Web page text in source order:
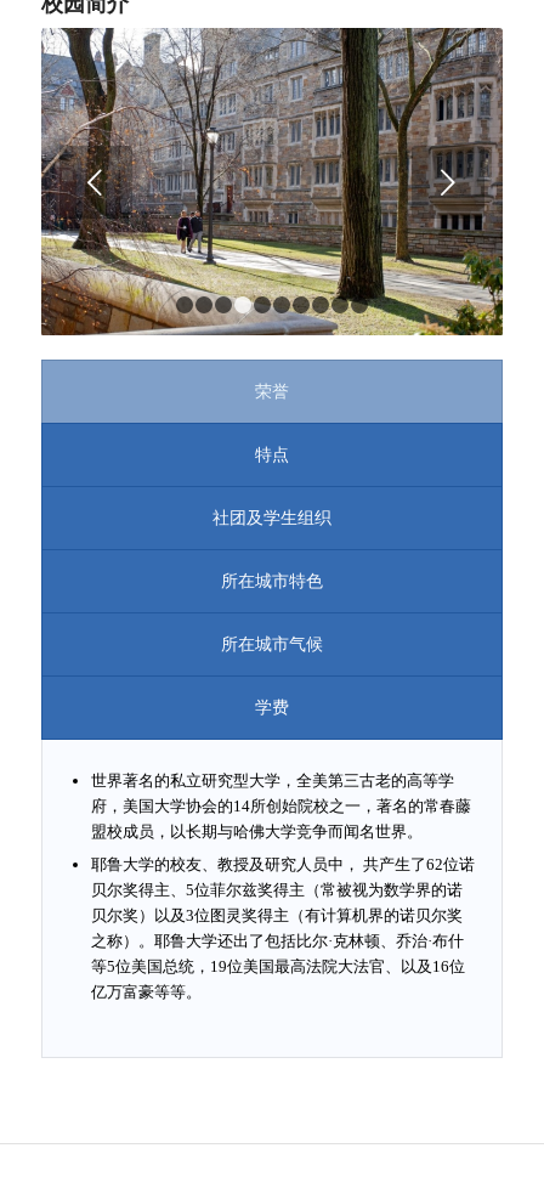
下一页
1 2 3 4 5 6 7 8 9 10
荣誉
特点
社团及学生组织
所在城市特色
所在城市气候
学费
世界著名的私立研究型大学，全美第三古老的高等学
府，美国大学协会的14所创始院校之一，著名的常春藤
盟校成员，以长期与哈佛大学竞争而闻名世界。
耶鲁大学的校友、教授及研究人员中， 共产生了62位诺
贝尔奖得主、5位菲尔兹奖得主（常被视为数学界的诺
贝尔奖）以及3位图灵奖得主（有计算机界的诺贝尔奖
之称）。耶鲁大学还出了包括比尔·克林顿、乔治·布什
等5位美国总统，19位美国最高法院大法官、以及16位
亿万富豪等等。